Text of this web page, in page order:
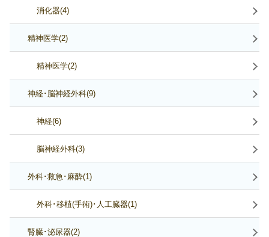
消化器(4)
精神医学(2)
精神医学(2)
神経･脳神経外科(9)
神経(6)
脳神経外科(3)
外科･救急･麻酔(1)
外科･移植(手術)･人工臓器(1)
腎臓･泌尿器(2)